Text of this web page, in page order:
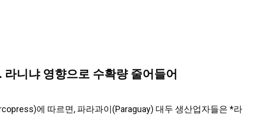
니냐 영향으로 수확량 줄어들어
에 따르면, 파라과이(Paraguay) 대두 생산업자들은 *라